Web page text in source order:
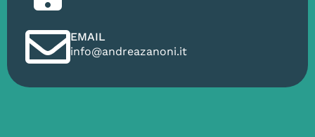
EMAIL
info@andreazanoni.it